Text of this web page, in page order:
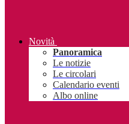
Novità
Panoramica
Le notizie
Le circolari
Calendario eventi
Albo online